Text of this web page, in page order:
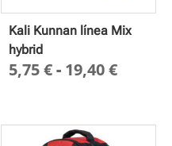
Kali Kunnan línea Mix
hybrid
5,75€- 19,40€Rango
desde